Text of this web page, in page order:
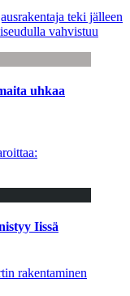
teki jälleen
vahvistuu
uhkaa
Iissä
rakentaminen